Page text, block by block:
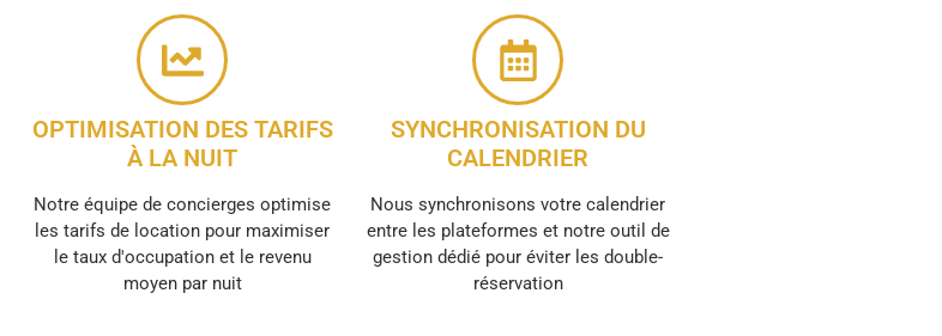
OPTIMISATION DES TARIFS
À LA NUIT
Notre équipe de concierges optimise
les tarifs de location pour maximiser
le taux d'occupation et le revenu
moyen par nuit
SYNCHRONISATION DU
CALENDRIER
Nous synchronisons votre calendrier
entre les plateformes et notre outil de
gestion dédié pour éviter les double-
réservation